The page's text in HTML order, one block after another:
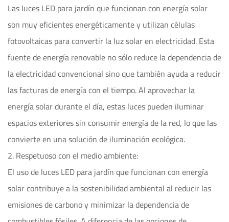
Las luces LED para jardín que funcionan con energía solar
son muy eficientes energéticamente y utilizan células
fotovoltaicas para convertir la luz solar en electricidad. Esta
fuente de energía renovable no sólo reduce la dependencia de
la electricidad convencional sino que también ayuda a reducir
las facturas de energía con el tiempo. Al aprovechar la
energía solar durante el día, estas luces pueden iluminar
espacios exteriores sin consumir energía de la red, lo que las
convierte en una solución de iluminación ecológica.
2. Respetuoso con el medio ambiente:
El uso de luces LED para jardín que funcionan con energía
solar contribuye a la sostenibilidad ambiental al reducir las
emisiones de carbono y minimizar la dependencia de